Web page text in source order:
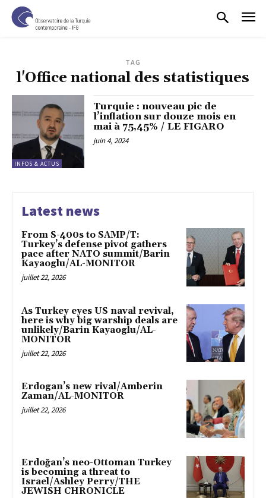
TAG
l'Office national des statistiques
INFOS & ACTUS
Turquie : nouveau pic de
l’inflation sur douze mois en
mai à 75,45% / LE FIGARO
juin 4, 2024
Latest news
From S-400s to SAMP/T:
Turkey’s defense pivot gathers
pace after NATO summit/Barin
Kayaoglu/AL-MONITOR
juillet 22, 2026
As Turkey eyes US naval revival,
here is why big warship deals are
unlikely/Barin Kayaoglu/AL-
MONITOR
juillet 22, 2026
Erdogan’s new rival/Amberin
Zaman/AL-MONITOR
juillet 22, 2026
Erdoğan’s neo-Ottoman Turkey
is becoming a threat to
Israel/Ashley Perry/THE
JEWISH CHRONICLE